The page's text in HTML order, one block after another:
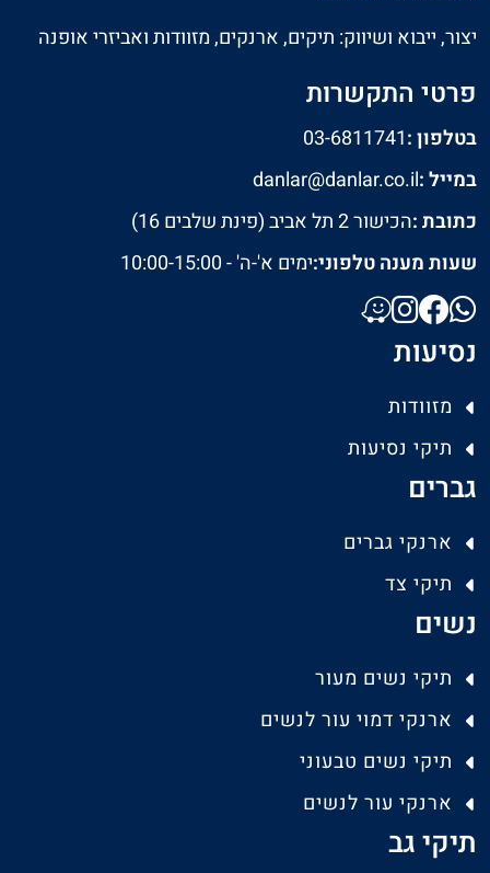
יצור, ייבוא ושיווק: תיקים, ארנקים, מזוודות ואביזרי אופנה
פרטי התקשרות
בטלפון :03-6811741
במייל :danlar@danlar.co.il
כתובת :הכישור 2 תל אביב (פינת שלבים 16)
שעות מענה טלפוני:ימים א'-ה' - 10:00-15:00
נסיעות
מזוודות
תיקי נסיעות
גברים
ארנקי גברים
תיקי צד
נשים
תיקי נשים מעור
ארנקי דמוי עור לנשים
תיקי נשים טבעוני
ארנקי עור לנשים
תיקי גב